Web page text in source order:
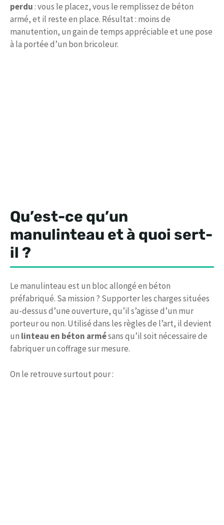
perdu: vous le placez, vous le remplissez de béton
armé, et il reste en place. Résultat : moins de
manutention, un gain de temps appréciable et une pose
à la portée d’un bon bricoleur.
Qu’est-ce qu’un
manulinteau et à quoi sert-
il ?
Le manulinteau est un bloc allongé en béton
préfabriqué. Sa mission ? Supporter les charges situées
au-dessus d’une ouverture, qu’il s’agisse d’un mur
porteur ou non. Utilisé dans les règles de l’art, il devient
un linteau en béton armésans qu’il soit nécessaire de
fabriquer un coffrage sur mesure.
On le retrouve surtout pour :